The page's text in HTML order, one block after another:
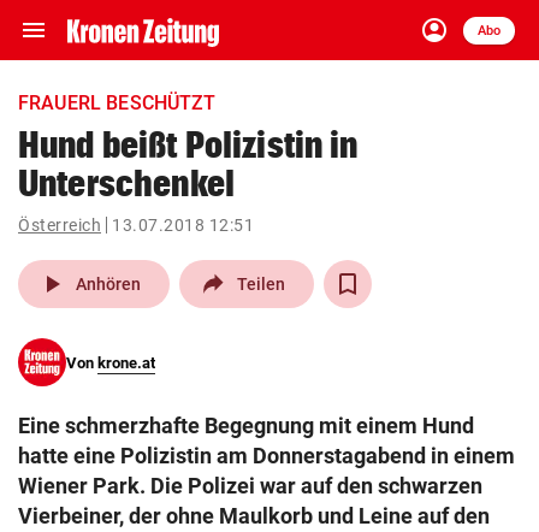
menu Navigation
ein-/ausklappen
account_circle
Anmelden
Abo
close Schließen
account_circle Anmelden
pin_drop
Wien arrow_right
search
eingeben
FRAUERL BESCHÜTZT
Hund beißt Polizistin in
Unterschenkel
Österreich 13.07.2018 12:51
play_arrow Anhören Teilen
Von krone.at
Eine schmerzhafte Begegnung mit einem Hund
hatte eine Polizistin am Donnerstagabend in einem
Wiener Park. Die Polizei war auf den schwarzen
Vierbeiner, der ohne Maulkorb und Leine auf den